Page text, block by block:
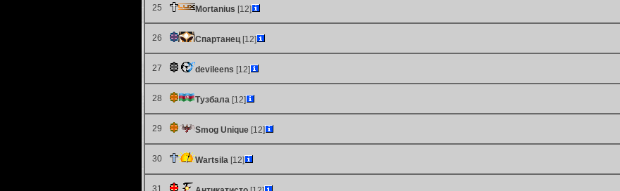
25 Mortanius [12]
26 Спартанец[12]
27 devileens [12]
28 Тузбала [12]
29 Smog Unique [12]
30 Wartsila [12]
31